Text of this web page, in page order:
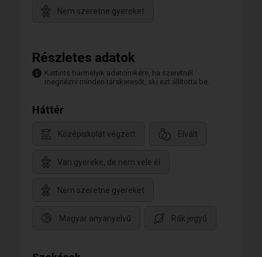
Nem szeretne gyereket
Részletes adatok
Kattints bármelyik adatcímkére, ha szeretnél
megnézni minden társkeresőt, aki ezt állította be.
Háttér
Középiskolát végzett Elvált
Van gyereke, de nem vele él
Nem szeretne gyereket
Magyar anyanyelvű Rák jegyű